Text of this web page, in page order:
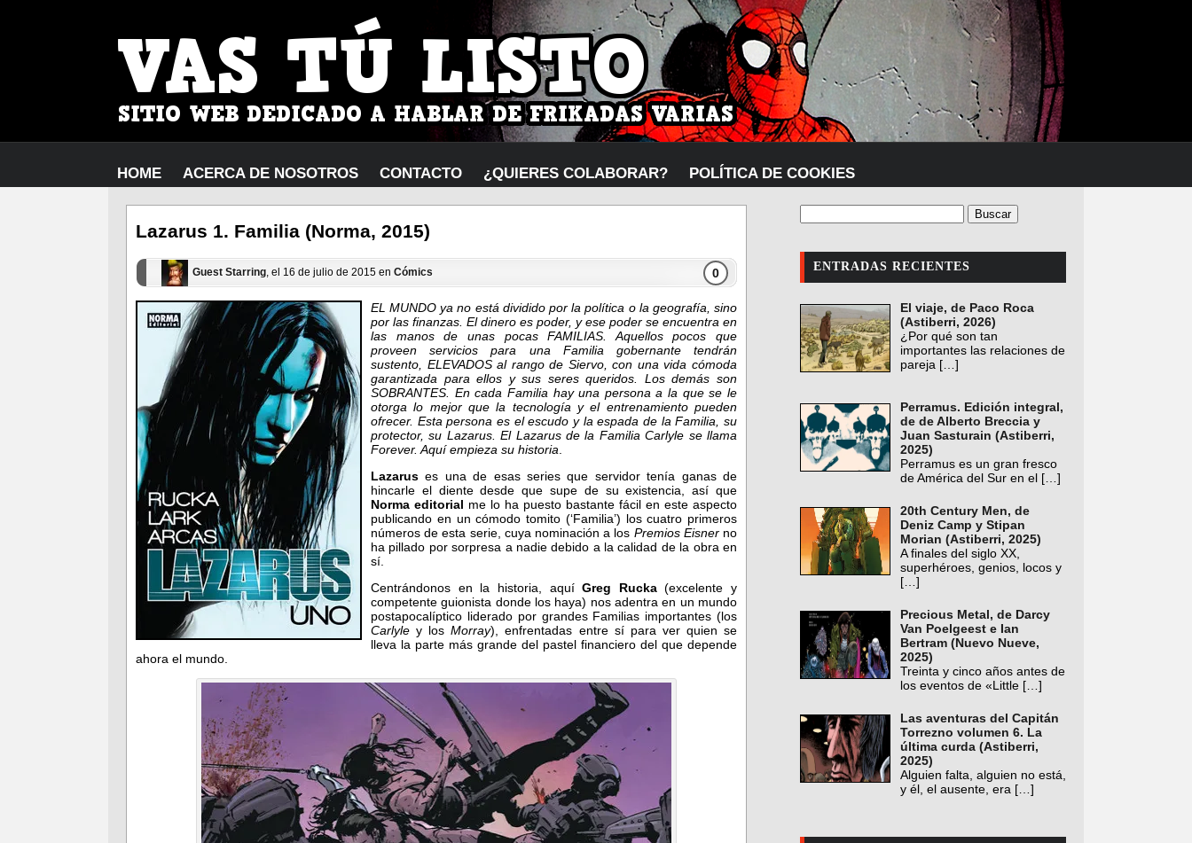
HOME ACERCA DE NOSOTROS CONTACTO ¿QUIERES COLABORAR? POLÍTICA DE COOKIES
Lazarus 1. Familia (Norma, 2015)
Guest Starring, el 16 de julio de 2015 en Cómics 0
EL MUNDO ya no está dividido por la política o la geografía, sino
por las finanzas. El dinero es poder, y ese poder se encuentra en
las manos de unas pocas FAMILIAS. Aquellos pocos que
proveen servicios para una Familia gobernante tendrán
sustento, ELEVADOS al rango de Siervo, con una vida cómoda
garantizada para ellos y sus seres queridos. Los demás son
SOBRANTES. En cada Familia hay una persona a la que se le
otorga lo mejor que la tecnología y el entrenamiento pueden
ofrecer. Esta persona es el escudo y la espada de la Familia, su
protector, su Lazarus. El Lazarus de la Familia Carlyle se llama
Forever. Aquí empieza su historia
Lazarus es una de esas series que servidor tenía ganas de
hincarle el diente desde que supe de su existencia, así que
Norma editorial me lo ha puesto bastante fácil en este aspecto
publicando en un cómodo tomito (‘Familia’) los cuatro primeros
números de esta serie, cuya nominación a los Premios Eisnerno
ha pillado por sorpresa a nadie debido a la calidad de la obra en
sí.
Centrándonos en la historia, aquíGreg Rucka(excelente y
competente guionista donde los haya) nos adentra en un mundo
postapocalíptico liderado por grandes Familias importantes (los
Carlyle y losMorray), enfrentadas entre sí para ver quien se
lleva la parte más grande del pastel financiero del que depende
ahora el mundo.
ENTRADAS RECIENTES
El viaje, de Paco Roca
(Astiberri, 2026)
¿Por qué son tan
importantes las relaciones de
pareja […]
Perramus. Edición integral,
de de Alberto Breccia y
Juan Sasturain (Astiberri,
2025)
Perramus es un gran fresco
de América del Sur en el […]
20th Century Men, de
Deniz Camp y Stipan
Morian (Astiberri, 2025)
A finales del siglo XX,
superhéroes, genios, locos y
[…]
Precious Metal, de Darcy
Van Poelgeest e Ian
Bertram (Nuevo Nueve,
2025)
Treinta y cinco años antes de
los eventos de «Little […]
Las aventuras del Capitán
Torrezno volumen 6. La
última curda (Astiberri,
2025)
Alguien falta, alguien no está,
y él, el ausente, era […]